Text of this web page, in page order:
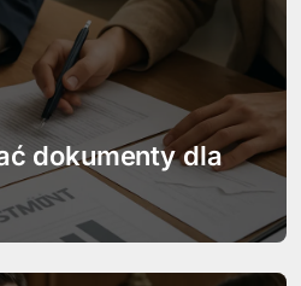
dokumenty dla